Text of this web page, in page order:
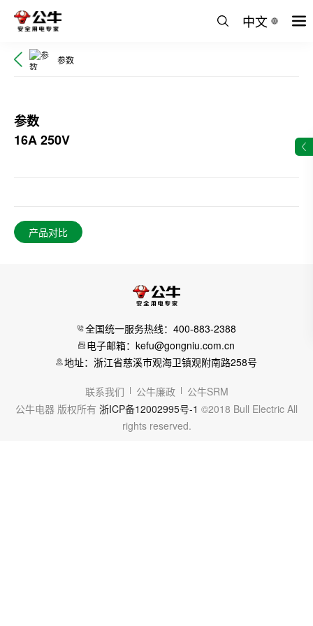
中文
参数
参数
16A 250V
产品对比
全国统一服务热线：400-883-2388
电子邮箱：kefu@gongniu.com.cn
地址：浙江省慈溪市观海卫镇观附南路258号
联系我们 公牛廉政
公牛SRM
公牛电器 版权所有 浙ICP备12002995号-1 ©2018 Bull Electric All
rights reserved.